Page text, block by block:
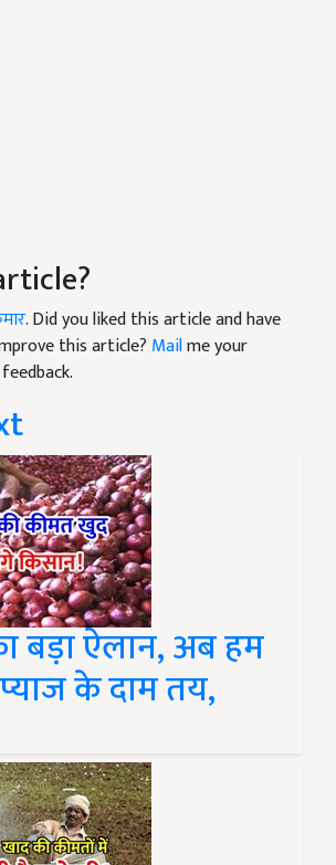
. Did you liked this article and have
this article? Mailme your
बड़ा ऐलान, अब हम
के दाम तय,